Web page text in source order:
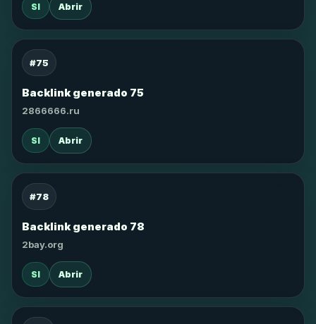
SI Abrir
#75
Backlink generado 75
2866666.ru
SI Abrir
#78
Backlink generado 78
2bay.org
SI Abrir